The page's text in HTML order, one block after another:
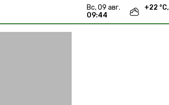
вс, 09 авг.
09:44
+22 °С,